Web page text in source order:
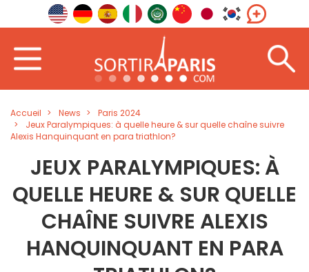
Accueil News
Paris 2024
Jeux Paralympiques: à quelle heure & sur quelle chaîne suivre
Alexis Hanquinquant en para triathlon?
JEUX PARALYMPIQUES: À
QUELLE HEURE & SUR QUELLE
CHAÎNE SUIVRE ALEXIS
HANQUINQUANT EN PARA